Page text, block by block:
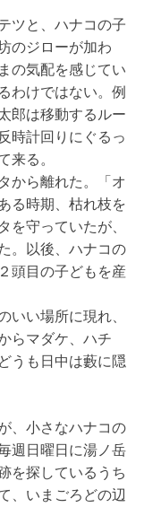
ツと、ハナコの子
のジローが加わ
の気配を感じてい
わけではない。例
郎は移動するルー
時計回りにぐるっ
来る。
から離れた。「オ
る時期、枯れ枝を
を守っていたが、
。以後、ハナコの
頭目の子どもを産
い場所に現れ、
らマダケ、ハチ
うも日中は藪に隠
、小さなハナコの
週日曜日に湯ノ岳
を探しているうち
、いまごろどの辺